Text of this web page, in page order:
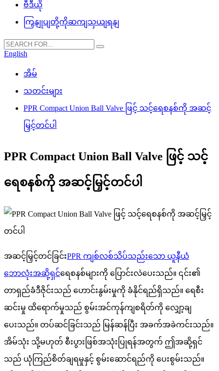
ဗီဒီယို
ကြှနျုပျတို့ကိုဆကျသှယျရနျ
English
အိမ်
သတင်းများ
PPR Compact Union Ball Valve ဖြင့် သင့်ရေစနစ်ကို အဆင့်
မြှင့်တင်ပါ
PPR Compact Union Ball Valve ဖြင့် သင့်
ရေစနစ်ကို အဆင့်မြှင့်တင်ပါ
အဆင့်မြှင့်တင်ခြင်းPPR ကျစ်လစ်သိပ်သည်းသော ယူနီယံ
ဘောလုံးအဆို့ရှင်ရေစနစ်များကို ပြောင်းလဲပေးသည်။ ၎င်း၏
တာရှည်ခံဒီဇိုင်းသည် ဟောင်းနွမ်းမှုကို ခံနိုင်ရည်ရှိသည်။ ရေစီး
ဆင်းမှု ထိရောက်မှုသည် စွမ်းအင်ကုန်ကျစရိတ်ကို လျှော့ချ
ပေးသည်။ တပ်ဆင်ခြင်းသည် မြန်ဆန်ပြီး အခက်အခဲကင်းသည်။
အိမ်သုံး သို့မဟုတ် စီးပွားဖြစ်အသုံးပြုရန်အတွက် ဤအဆို့ရှင်
သည် ယုံကြည်စိတ်ချရမှုနှင့် စွမ်းဆောင်ရည်ကို ပေးစွမ်းသည်။